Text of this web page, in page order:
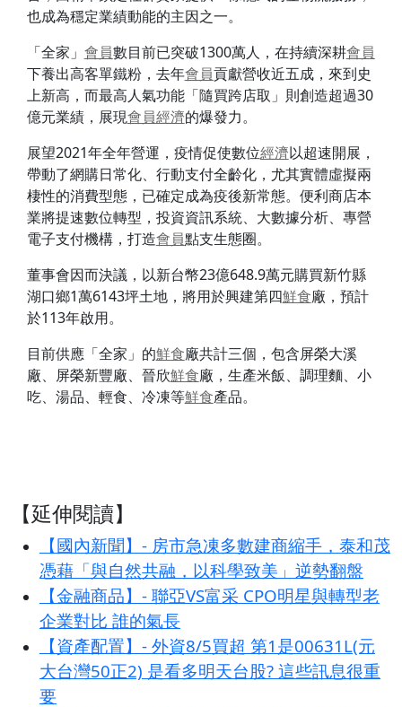
也成為穩定業績動能的主因之一。
「全家」 會員數目前已突破1300萬人，在持續深耕會員
下養出高客單鐵粉，去年會員貢獻營收近五成，來到史
上新高，而最高人氣功能「隨買跨店取」則創造超過30
億元業績，展現會員經濟的爆發力。
展望2021年全年營運，疫情促使數位經濟以超速開展，
帶動了網購日常化、行動支付全齡化，尤其實體虛擬兩
棲性的消費型態，已確定成為疫後新常態。便利商店本
業將提速數位轉型，投資資訊系統、大數據分析、專營
電子支付機構，打造會員點支生態圈。
董事會因而決議，以新台幣23億648.9萬元購買新竹縣
湖口鄉1萬6143坪土地，將用於興建第四鮮食廠，預計
於113年啟用。
目前供應「全家」的鮮食廠共計三個，包含屏榮大溪
廠、屏榮新豐廠、晉欣鮮食廠，生產米飯、調理麵、小
吃、湯品、輕食、冷凍等鮮食產品。
【延伸閱讀】
【國內新聞】- 房市急凍多數建商縮手，泰和茂
憑藉「與自然共融，以科學致美」逆勢翻盤
【金融商品】- 聯亞VS富采 CPO明星與轉型老
企業對比 誰的氣長
【資產配置】- 外資8/5買超 第1是00631L(元
大台灣50正2) 是看多明天台股? 這些訊息很重
要